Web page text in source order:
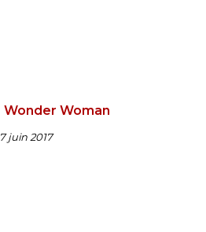
Wonder Woman
7 juin 2017